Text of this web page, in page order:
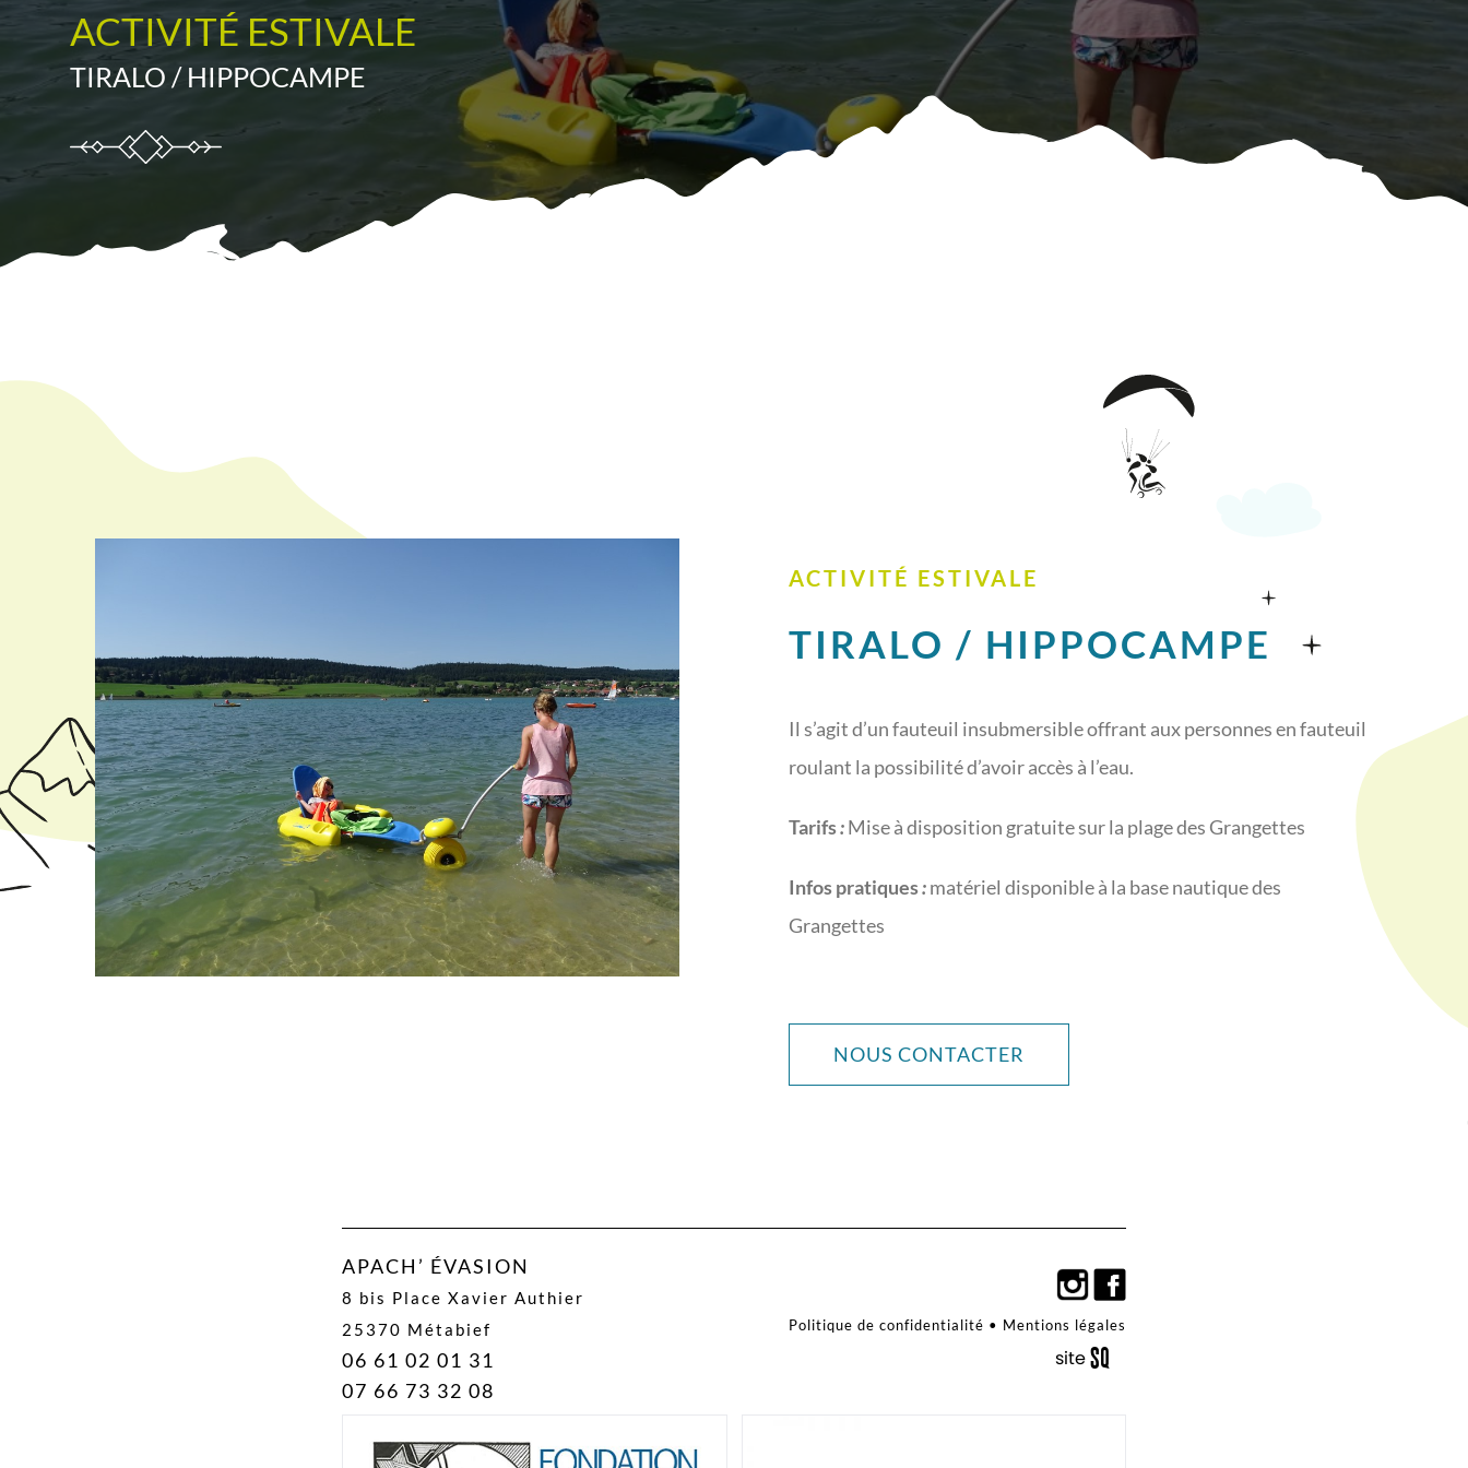
ACTIVITÉ ESTIVALE
TIRALO / HIPPOCAMPE
ACTIVITÉ ESTIVALE
TIRALO / HIPPOCAMPE
Il s’agit d’un fauteuil insubmersible offrant aux personnes en fauteuil
roulant la possibilité d’avoir accès à l’eau.
Tarifs:Mise à disposition gratuite sur la plage des Grangettes
Infos pratiques:matériel disponible à la base nautique des
Grangettes
NOUS CONTACTER
APACH’ ÉVASION
8 bis Place Xavier Authier
25370 Métabief
06 61 02 01 31
07 66 73 32 08
Politique de confidentialité • Mentions légales
siteS q